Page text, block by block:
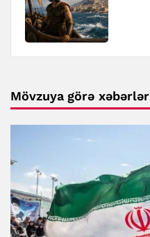
Mövzuya görə xəbərlər